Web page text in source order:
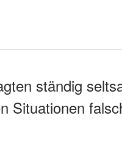
ständig
Situationen